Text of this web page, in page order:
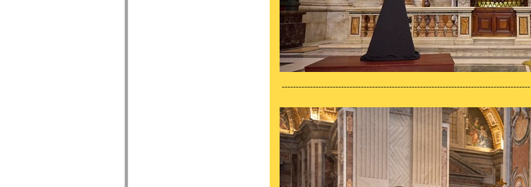
----------------------------------------------------------------------------------------